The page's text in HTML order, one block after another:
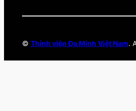
© Thỉnh viện Đa Minh Việt Nam.